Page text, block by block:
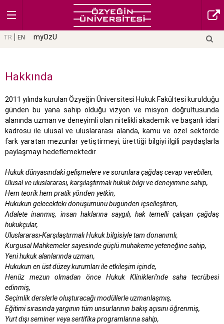
TR EN myOzU
Hakkında
2011 yılında kurulan Özyeğin Üniversitesi Hukuk Fakültesi kurulduğu
günden bu yana sahip olduğu vizyon ve misyon doğrultusunda
alanında uzman ve deneyimli olan nitelikli akademik ve başarılı idari
kadrosu ile ulusal ve uluslararası alanda, kamu ve özel sektörde
fark yaratan mezunlar yetiştirmeyi, ürettiği bilgiyi ilgili paydaşlarla
paylaşmayı hedeflemektedir.
Hukuk dünyasındaki gelişmelere ve sorunlara çağdaş cevap verebilen,
Ulusal ve uluslararası, karşılaştırmalı hukuk bilgi ve deneyimine sahip,
Hem teorik hem pratik yönden yetkin,
Hukukun gelecekteki dönüşümünü bugünden içselleştiren,
Adalete inanmış, insan haklarına saygılı, hak temelli çalışan çağdaş
hukukçular,
Uluslararası-Karşılaştırmalı Hukuk bilgisiyle tam donanımlı,
Kurgusal Mahkemeler sayesinde güçlü muhakeme yeteneğine sahip,
Yeni hukuk alanlarında uzman,
Hukukun en üst düzey kurumları ile etkileşim içinde,
Henüz mezun olmadan önce Hukuk Klinikleri'nde saha tecrübesi
edinmiş,
Seçimlik derslerle oluşturacağı modüllerle uzmanlaşmış,
Eğitimi sırasında yargının tüm unsurlarının bakış açısını öğrenmiş,
Yurt dışı seminer veya sertifika programlarına sahip,